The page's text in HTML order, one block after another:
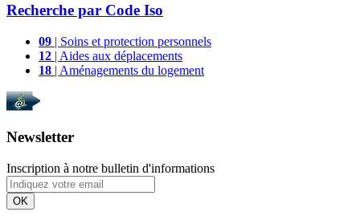
Recherche par Code Iso
09 | Soins et protection personnels
12 | Aides aux déplacements
18 | Aménagements du logement
Newsletter
Inscription à notre bulletin d'informations
OK